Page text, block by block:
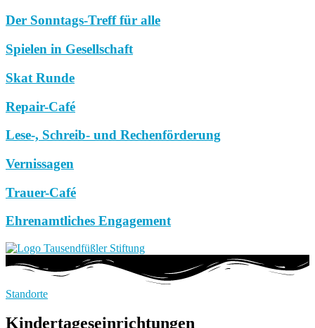
Der Sonntags-Treff für alle
Spielen in Gesellschaft
Skat Runde
Repair-Café
Lese-, Schreib- und Rechenförderung
Vernissagen
Trauer-Café
Ehrenamtliches Engagement
Standorte
Kindertageseinrichtungen